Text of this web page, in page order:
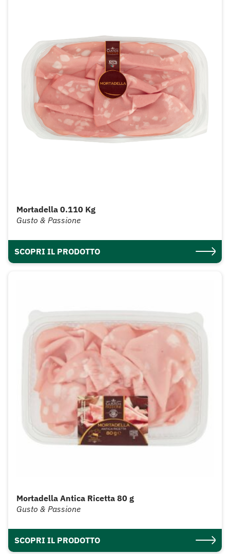
Mortadella 0.110 Kg
Gusto & Passione
SCOPRI IL PRODOTTO
Mortadella Antica Ricetta 80 g
Gusto & Passione
SCOPRI IL PRODOTTO